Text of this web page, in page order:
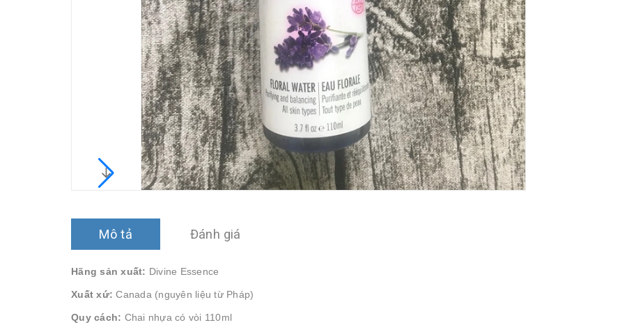
Mô tả Đánh giá
Hãng sản xuất: Divine Essence
Xuất xứ: Canada (nguyên liệu từ Pháp)
Quy cách: Chai nhựa có vòi 110ml